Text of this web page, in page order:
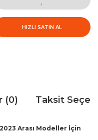
HIZLI SATIN AL
(0) Taksit
Arası Modeller İçin